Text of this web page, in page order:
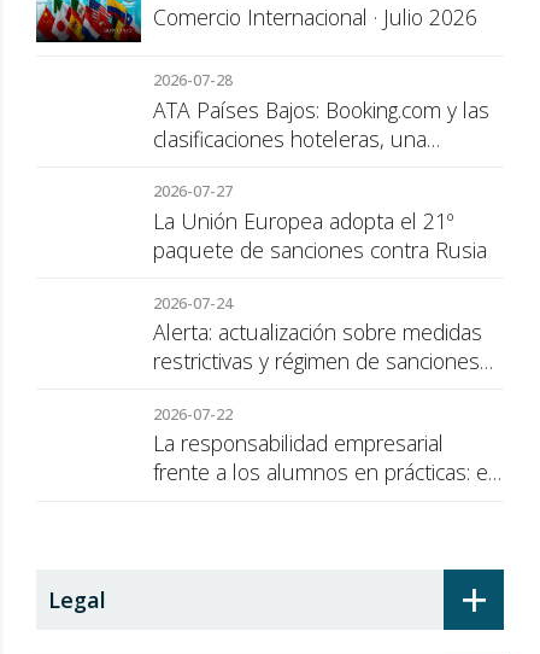
Comercio Internacional · Julio 2026
2026-07-28
ATA Países Bajos: Booking.com y las
clasificaciones hoteleras, una
consumidor
2026-07-27
La Unión Europea adopta el 21º
paquete de sanciones contra Rusia
2026-07-24
Alerta: actualización sobre medidas
restrictivas y régimen de sanciones
2026-07-22
La responsabilidad empresarial
frente a los alumnos en prácticas: el
+
Legal